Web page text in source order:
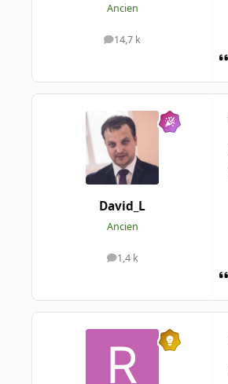
Ancien
14,7 k
messages
David_L
Ancien
1,4 k
messages